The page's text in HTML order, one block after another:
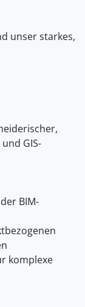
unser starkes,
GIS-
BIM-
komplexe